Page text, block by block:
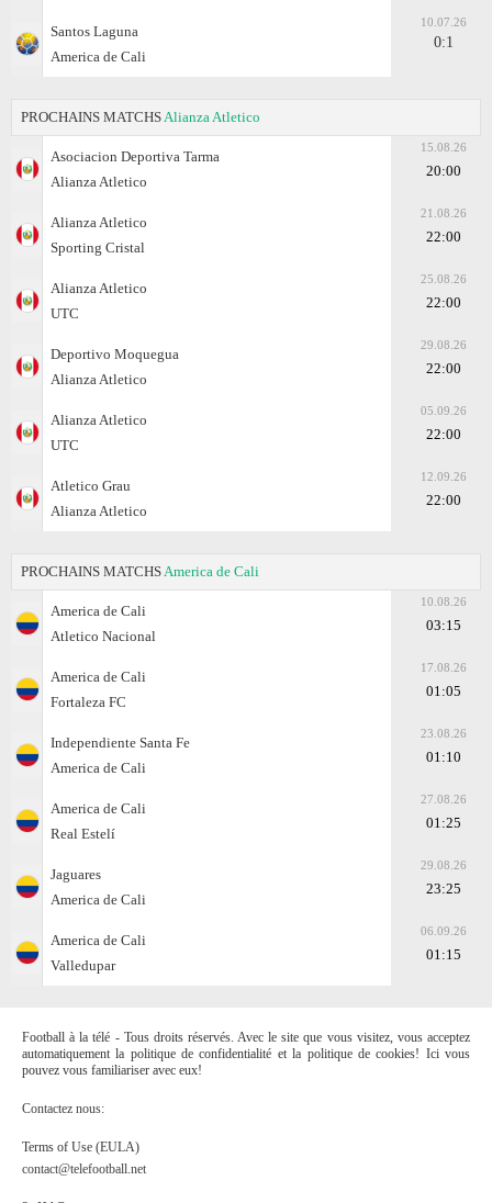
Santos Laguna
America de Cali
10.07.26
0:1
PROCHAINS MATCHS Alianza Atletico
Asociacion Deportiva Tarma
Alianza Atletico
15.08.26
20:00
Alianza Atletico
Sporting Cristal
21.08.26
22:00
Alianza Atletico
UTC
25.08.26
22:00
Deportivo Moquegua
Alianza Atletico
29.08.26
22:00
Alianza Atletico
UTC
05.09.26
22:00
Atletico Grau
Alianza Atletico
12.09.26
22:00
PROCHAINS MATCHS America de Cali
America de Cali
Atletico Nacional
10.08.26
03:15
America de Cali
Fortaleza FC
17.08.26
01:05
Independiente Santa Fe
America de Cali
23.08.26
01:10
America de Cali
Real Estelí
27.08.26
01:25
Jaguares
America de Cali
29.08.26
23:25
America de Cali
Valledupar
06.09.26
01:15
Football à la télé - Tous droits réservés. Avec le site que vous visitez, vous acceptez
automatiquement la politique de confidentialité et la politique de cookies! Ici vous
pouvez vous familiariser avec eux!
Contactez nous:
Terms of Use (EULA)
contact@telefootball.net